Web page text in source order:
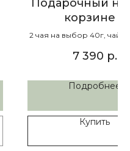
Подарочный
корзине L
2 чая на выбор 40г, чай
варенья на выбор
7 390 р.
Подробнее
Купить